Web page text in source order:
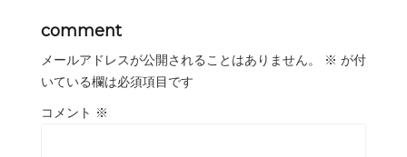
comment
メールアドレスが公開されることはありません。 ※ が付
いている欄は必須項目です
コメント ※